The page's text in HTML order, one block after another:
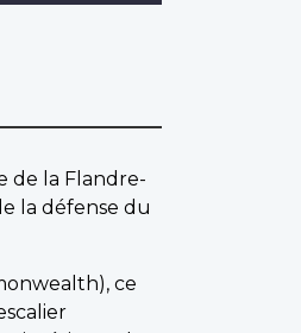
de la Flandre-
la défense du
ce